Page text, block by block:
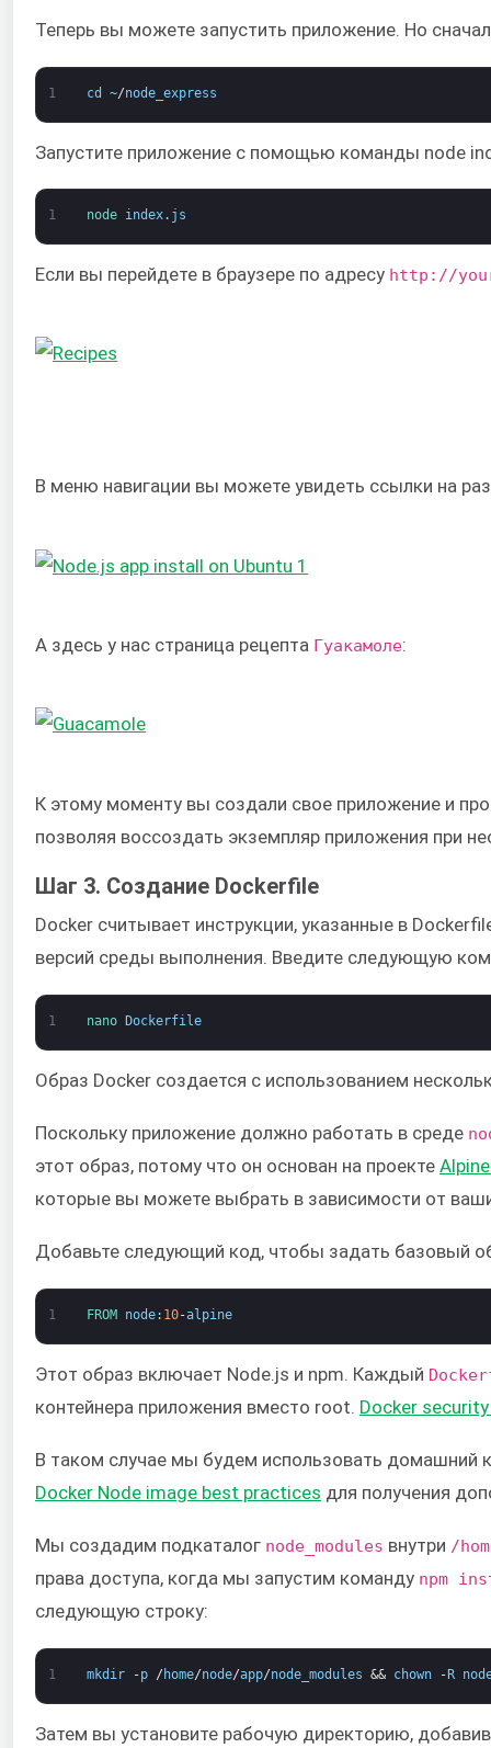
Теперь вы можете запустить приложение. Но
1 cd ~/node_express
Запустите приложение с помощью команды node
1 node index. js
Если вы перейдете в браузере по адресу http://
В меню навигации вы можете увидеть ссылки на
А здесь у нас страница рецепта Гуакамоле:
К этому моменту вы создали свое приложение и
позволяя воссоздать экземпляр приложения при
Шаг 3. Создание Dockerfile
Docker считывает инструкции, указанные в
версий среды выполнения. Введите следующую
1 nano Dockerfile
Образ Docker создается с использованием
Поскольку приложение должно работать в среде
этот образ, потому что он основан на проекте
которые вы можете выбрать в зависимости от
Добавьте следующий код, чтобы задать базовый
1 FROM node: 10-alpine
Этот образ включает Node.js и npm. Каждый
контейнера приложения вместо root. Docker
В таком случае мы будем использовать домашний
Docker Node image best practices для получения
Мы создадим подкаталог node_modules внутри /
права доступа, когда мы запустим команду npm
следующую строку:
1 mkdir -p / home/node/app/node_modules && chown -R
Затем вы установите рабочую директорию,